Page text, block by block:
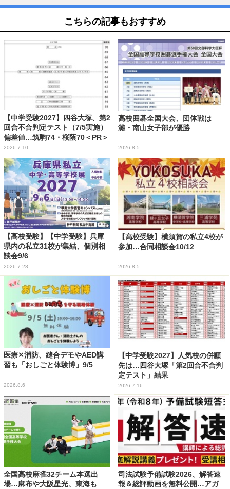
こちらの記事もおすすめ
【中学受験2027】四谷大塚、第2
回合不合判定テスト（7/5実施）
偏差値…筑駒74・桜蔭70＜PR＞
2026.7.10
高校囲碁全国大会、団体戦は
灘・南山女子部が優勝
2026.8.5
【高校受験】【中学受験】兵庫
県内の私立31校が集結、個別相
談会9/6
2026.7.28
【高校受験】横須賀の私立4校が
参加…合同相談会10/12
2026.8.5
医療✕消防、縫合デモやAED講
習も「おしごと体験博」9/5
2026.8.6
【中学受験2027】人気校の併願
先は…四谷大塚「第2回合不合判
定テスト」結果
2026.7.16
全国高校麻雀32チーム本選出
場…麻布や大阪星光、東海も
司法試験予備試験2026、解答速
報＆総評動画を無料公開…アガ